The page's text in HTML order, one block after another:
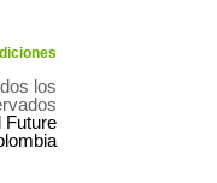
los
Future